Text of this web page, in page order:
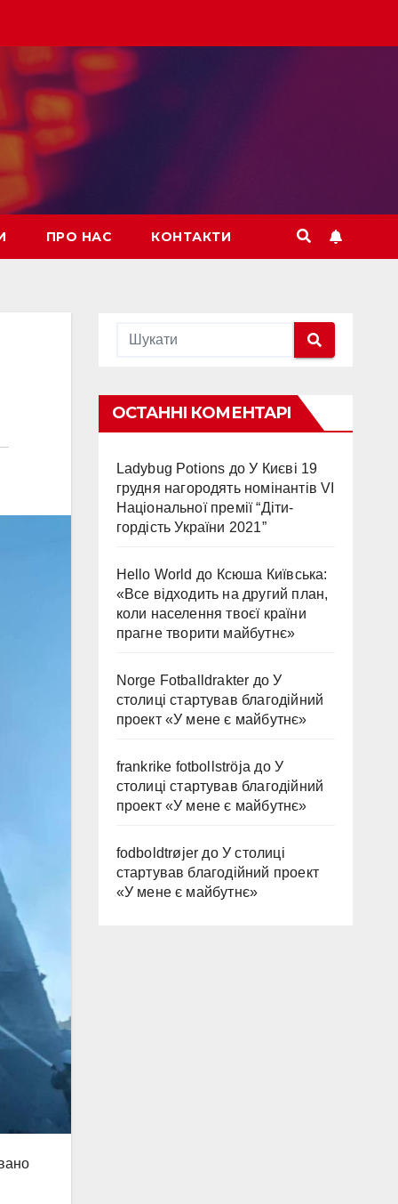
ПРО НАС КОНТАКТИ
ОСТАННІ КОМЕНТАРІ
Ladybug Potions доУ Києві 19
грудня нагородять номінантів VI
Національної премії “Діти-
гордість України 2021”
Hello World до Ксюша Київська:
«Все відходить на другий план,
коли населення твоєї країни
прагне творити майбутнє»
Norge Fotballdrakter доУ
столиці стартував благодійний
проект «У мене є майбутнє»
frankrike fotbollströja до У
столиці стартував благодійний
проект «У мене є майбутнє»
fodboldtrøjer до У столиці
стартував благодійний проект
«У мене є майбутнє»